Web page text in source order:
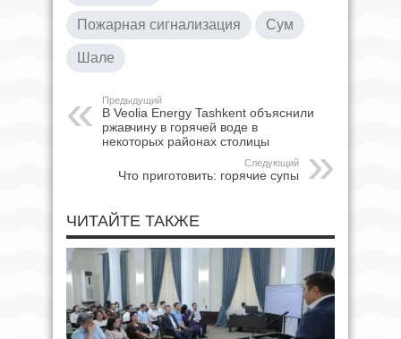
Пожарная сигнализация Сум
Шале
Предыдущий
В Veolia Energy Tashkent объяснили
ржавчину в горячей воде в
некоторых районах столицы
Следующий
Что приготовить: горячие супы
ЧИТАЙТЕ ТАКЖЕ